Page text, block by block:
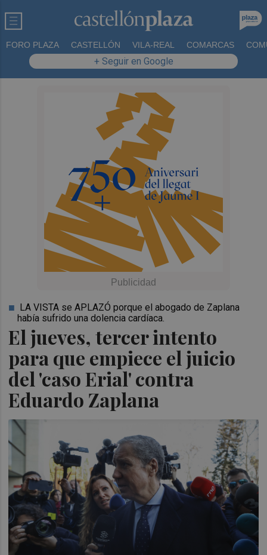
FORO PLAZA CASTELLÓN VILA-REAL COMARCAS
+ Seguir en Google
El jueves, tercer intento
para que empiece el juicio
del 'caso Erial' contra
Eduardo Zaplana
LA VISTA se APLAZÓ porque el abogado de Zaplana
había sufrido una dolencia cardíaca.